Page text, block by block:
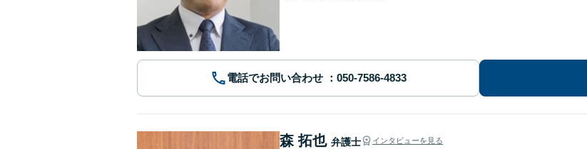
電話でお問い合わせ
森 拓也 弁護士 インタビューを見る